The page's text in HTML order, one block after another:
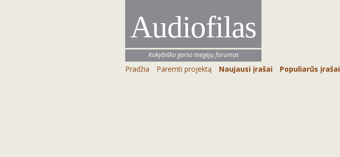
Audiofilas
Kokybiško garso mėgėjų forumas
Pradžia Paremti projektą Naujausi įrašai Populiarūs įrašai